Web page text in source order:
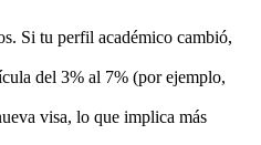
Si tu perfil académico cambió,
del 3% al 7% (por ejemplo,
visa, lo que implica más